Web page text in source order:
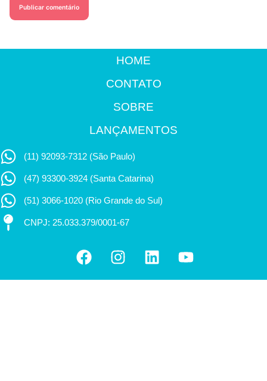
HOME
CONTATO
SOBRE
LANÇAMENTOS
(11) 92093-7312 (São Paulo)
(47) 93300-3924 (Santa Catarina)
(51) 3066-1020 (Rio Grande do Sul)
CNPJ: 25.033.379/0001-67